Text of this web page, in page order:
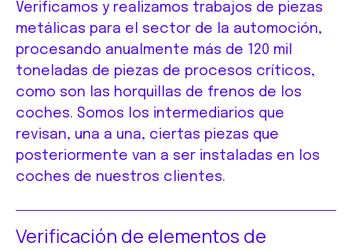
Verificamos y realizamos trabajos de piezas
metálicas para el sector de la automoción,
procesando anualmente más de 120 mil
toneladas de piezas de procesos críticos,
como son las horquillas de frenos de los
coches. Somos los intermediarios que
revisan, una a una, ciertas piezas que
posteriormente van a ser instaladas en los
coches de nuestros clientes.
Verificación de elementos de